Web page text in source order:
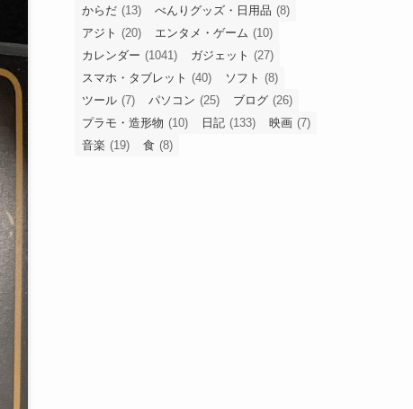
からだ (13) べんりグッズ・日用品 (8)
アジト (20) エンタメ・ゲーム (10)
カレンダー (1041) ガジェット (27)
スマホ・タブレット (40) ソフト (8)
ツール (7) パソコン (25) ブログ (26)
プラモ・造形物 (10) 日記 (133) 映画 (7)
音楽 (19) 食 (8)